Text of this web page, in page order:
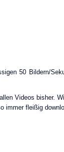
50 Bildern/
Videos bisher.
immer fleißig